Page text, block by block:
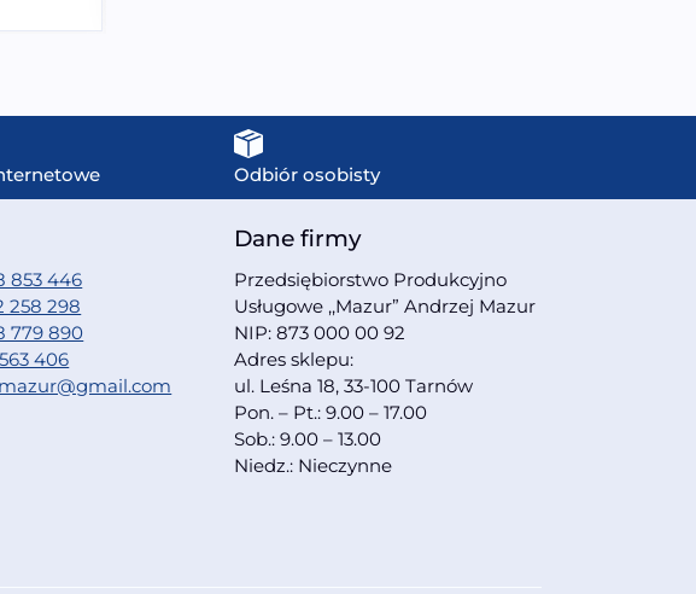
Odbiór osobisty
853 446
258 298
779 890
406
Dane firmy
Przedsiębiorstwo Produkcyjno
Usługowe ,,Mazur” Andrzej Mazur
NIP: 873 000 00 92
Adres sklepu:
ul. Leśna 18, 33-100 Tarnów
Pon. – Pt.: 9.00 – 17.00
Sob.: 9.00 – 13.00
Niedz.: Nieczynne